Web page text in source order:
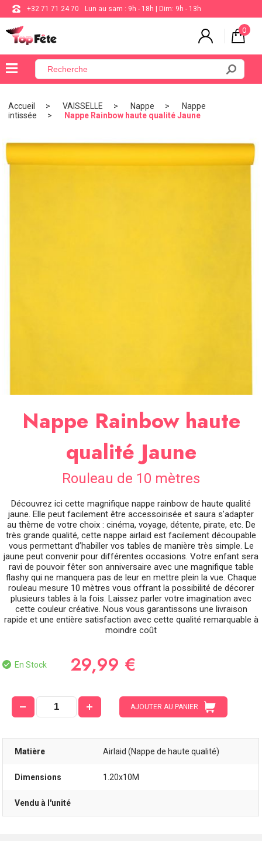
+32 71 71 24 70 Lun au sam : 9h - 18h | Dim: 9h - 13h
0
×
BALLON
ANNIVERSAIRE
MARIAGE
Accueil VAISSELLE Nappe
Nappe
intissée
Nappe Rainbow haute qualité Jaune
Nappe Rainbow haute
qualité Jaune
Rouleau de 10 mètres
Découvrez ici cette magnifique nappe rainbow de haute qualité
jaune. Elle peut facilement être accessoirisée et saura s’adapter
au thème de votre choix : cinéma, voyage, détente, pirate, etc. De
très grande qualité, cette nappe airlaid est facilement découpable
vous permettant d’habiller vos tables de manière très simple. Le
jaune peut convenir pour différentes occasions. Votre enfant sera
ravi de pouvoir fêter son anniversaire avec une magnifique table
flashy qui ne manquera pas de leur en mettre plein la vue. Chaque
rouleau mesure 10 mètres vous offrant la possibilité de décorer
plusieurs tables à la fois. Laissez parler votre imagination avec
cette couleur créative. Nous vous garantissons une livraison
rapide et une entière satisfaction avec cette qualité remarquable à
moindre coût
En Stock 29,99 €
AJOUTER AU PANIER
Matière Airlaid (Nappe de haute qualité)
Dimensions 1.20x10M
Vendu à l'unité